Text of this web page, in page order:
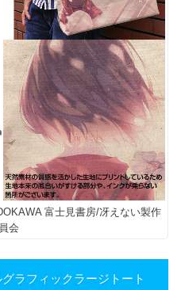
富士見書房/冴えない製作
会
ラフィックラージトート